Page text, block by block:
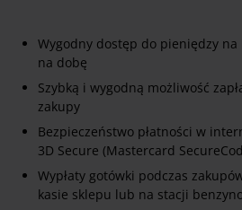
Wygodny dostęp do pieniędzy
na dobę
Szybką i wygodną możliwość
zakupy
Bezpieczeństwo płatności w
3D Secure (Mastercard
Wypłaty gotówki podczas
kasie sklepu lub na stacji